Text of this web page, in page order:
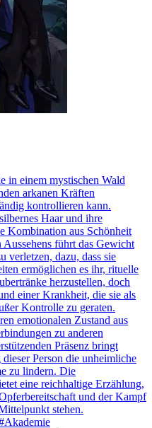
in einem mystischen Wald
arkanen Kräften
kontrollieren kann.
Haar und ihre
Kombination aus Schönheit
führt das Gewicht
verletzen, dazu, dass sie
ermöglichen es ihr, rituelle
herzustellen, doch
einer Krankheit, die sie als
Kontrolle zu geraten.
emotionalen Zustand aus
zu anderen
Präsenz bringt
Person die unheimliche
zu lindern. Die
eine reichhaltige Erzählung,
und der Kampf
stehen.